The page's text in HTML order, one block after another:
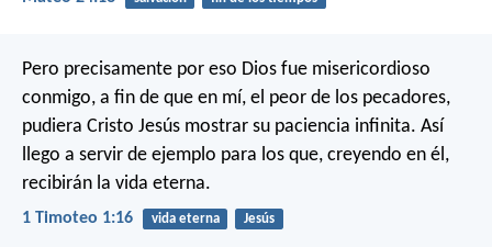
Pero precisamente por eso Dios fue misericordioso
conmigo, a fin de que en mí, el peor de los pecadores,
pudiera Cristo Jesús mostrar su paciencia infinita. Así
llego a servir de ejemplo para los que, creyendo en él,
recibirán la vida eterna.
1 Timoteo 1:16 vida eterna Jesús